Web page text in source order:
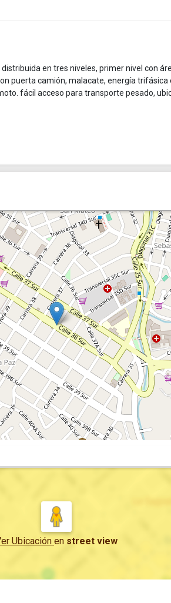
en tres niveles, primer nivel con
puerta camión, malacate, energía trifásica
fácil acceso para transporte pesado,
Ubicación en street view